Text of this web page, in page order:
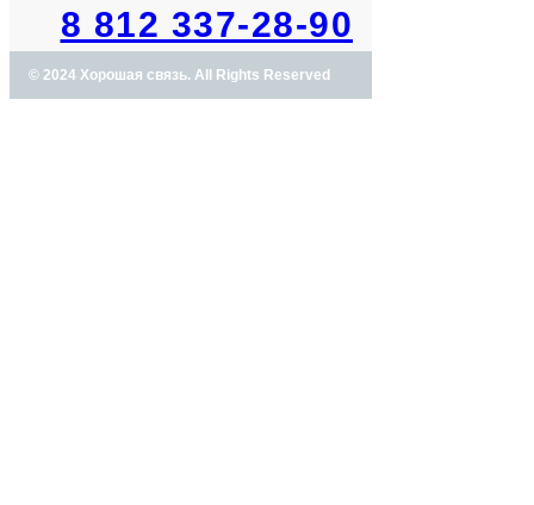
8 812 337-28-90
© 2024 Хорошая связь. All Rights Reserved